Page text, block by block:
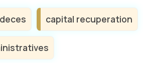
capital recuperation